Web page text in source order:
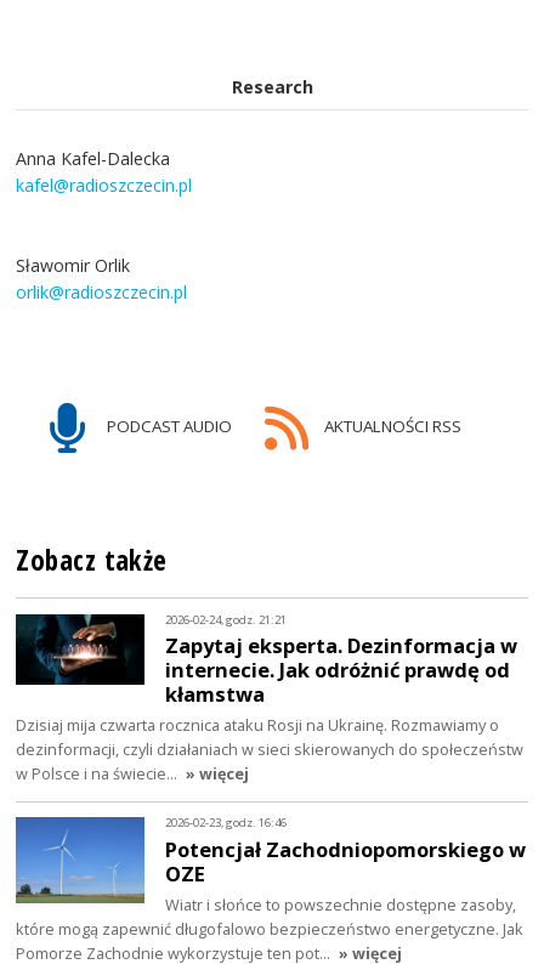
Research
Anna Kafel-Dalecka
kafel@radioszczecin.pl
Sławomir Orlik
orlik@radioszczecin.pl
PODCAST AUDIO AKTUALNOŚCI RSS
Zobacz także
2026-02-24, godz. 21:21
Zapytaj eksperta. Dezinformacja w
internecie. Jak odróżnić prawdę od
kłamstwa
Dzisiaj mija czwarta rocznica ataku Rosji na Ukrainę. Rozmawiamy o
dezinformacji, czyli działaniach w sieci skierowanych do społeczeństw
w Polsce i na świecie… » więcej
2026-02-23, godz. 16:46
Potencjał Zachodniopomorskiego w
OZE
Wiatr i słońce to powszechnie dostępne zasoby,
które mogą zapewnić długofalowo bezpieczeństwo energetyczne. Jak
Pomorze Zachodnie wykorzystuje ten pot… » więcej